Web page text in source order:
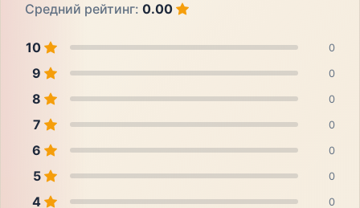
Средний рейтинг: 0.00
10 0
9 0
8 0
7 0
6 0
5 0
4 0